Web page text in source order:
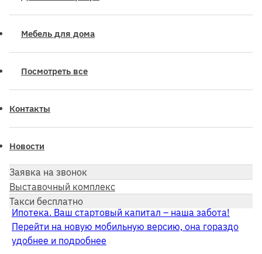
Мебель для дома
Посмотреть все
Контакты
Новости
Заявка на звонок
Выставочный комплекс
Такси бесплатно
Ипотека. Ваш стартовый капитал – наша забота!
Перейти на новую мобильную версию, она гораздо
удобнее и подробнее